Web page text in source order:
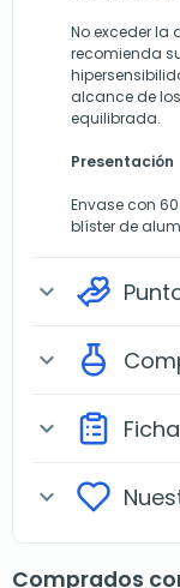
No exceder la
recomienda
alcance de
equilibrada.
Presentación
Envase con
blíster de
expand_more
expand_more
expand_more
expand_more
Comprados